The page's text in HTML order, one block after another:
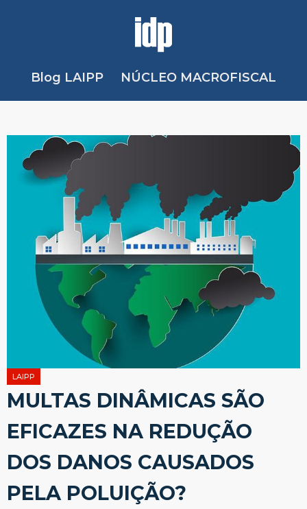
Blog LAIPP NÚCLEO MACROFISCAL
LAIPP
MULTAS DINÂMICAS SÃO
EFICAZES NA REDUÇÃO
DOS DANOS CAUSADOS
PELA POLUIÇÃO?